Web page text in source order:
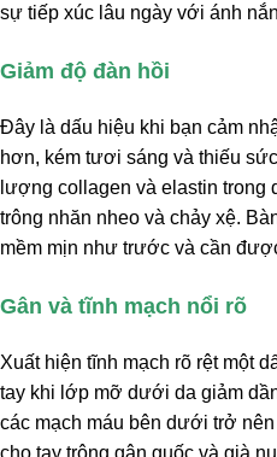
sự tiếp xúc lâu ngày với ánh
Giảm độ đàn hồi
Đây là dấu hiệu khi bạn cảm
hơn, kém tươi sáng và thiếu
lượng collagen và elastin trong
trông nhăn nheo và chảy xệ.
mềm mịn như trước và cần
Gân và tĩnh mạch nổi rõ
Xuất hiện tĩnh mạch rõ rệt một
tay khi lớp mỡ dưới da giảm
các mạch máu bên dưới trở
cho tay trông gân guốc và già